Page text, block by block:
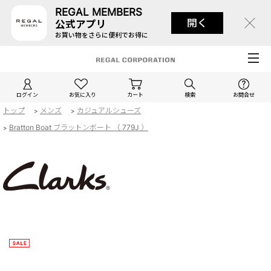
REGAL MEMBERS
公式アプリ
お買い物をさらに便利でお得に
開く
ログイン お気に入り カート 検索 お問合せ
トップ > メンズ > カジュアルシューズ
> Bratton Boat ブラットンボート （ 779J ）